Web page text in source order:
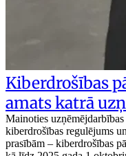
Kiberdrošības
amats katrā
Mainoties
kiberdrošības regulējums
prasībām – kiberdrošības